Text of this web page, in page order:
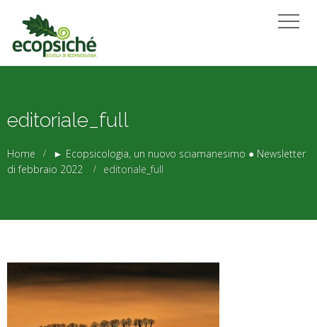
editoriale_full
Home
► Ecopsicologia, un nuovo sciamanesimo ● Newsletter
di febbraio 2022
editoriale_full